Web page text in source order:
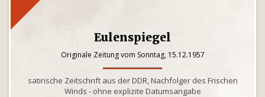
Eulenspiegel
Originale Zeitung vom Sonntag, 15.12.1957
satirische Zeitschrift aus der DDR, Nachfolger des Frischen
Winds - ohne explizite Datumsangabe